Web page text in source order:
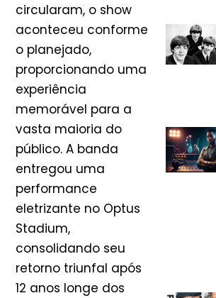
circularam, o show
aconteceu conforme
o planejado,
proporcionando uma
experiência
memorável para a
vasta maioria do
público. A banda
entregou uma
performance
eletrizante no Optus
Stadium,
consolidando seu
retorno triunfal após
12 anos longe dos